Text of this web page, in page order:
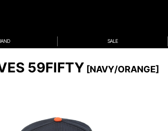
SALE
59FIFTY [NAVY/ORANGE]